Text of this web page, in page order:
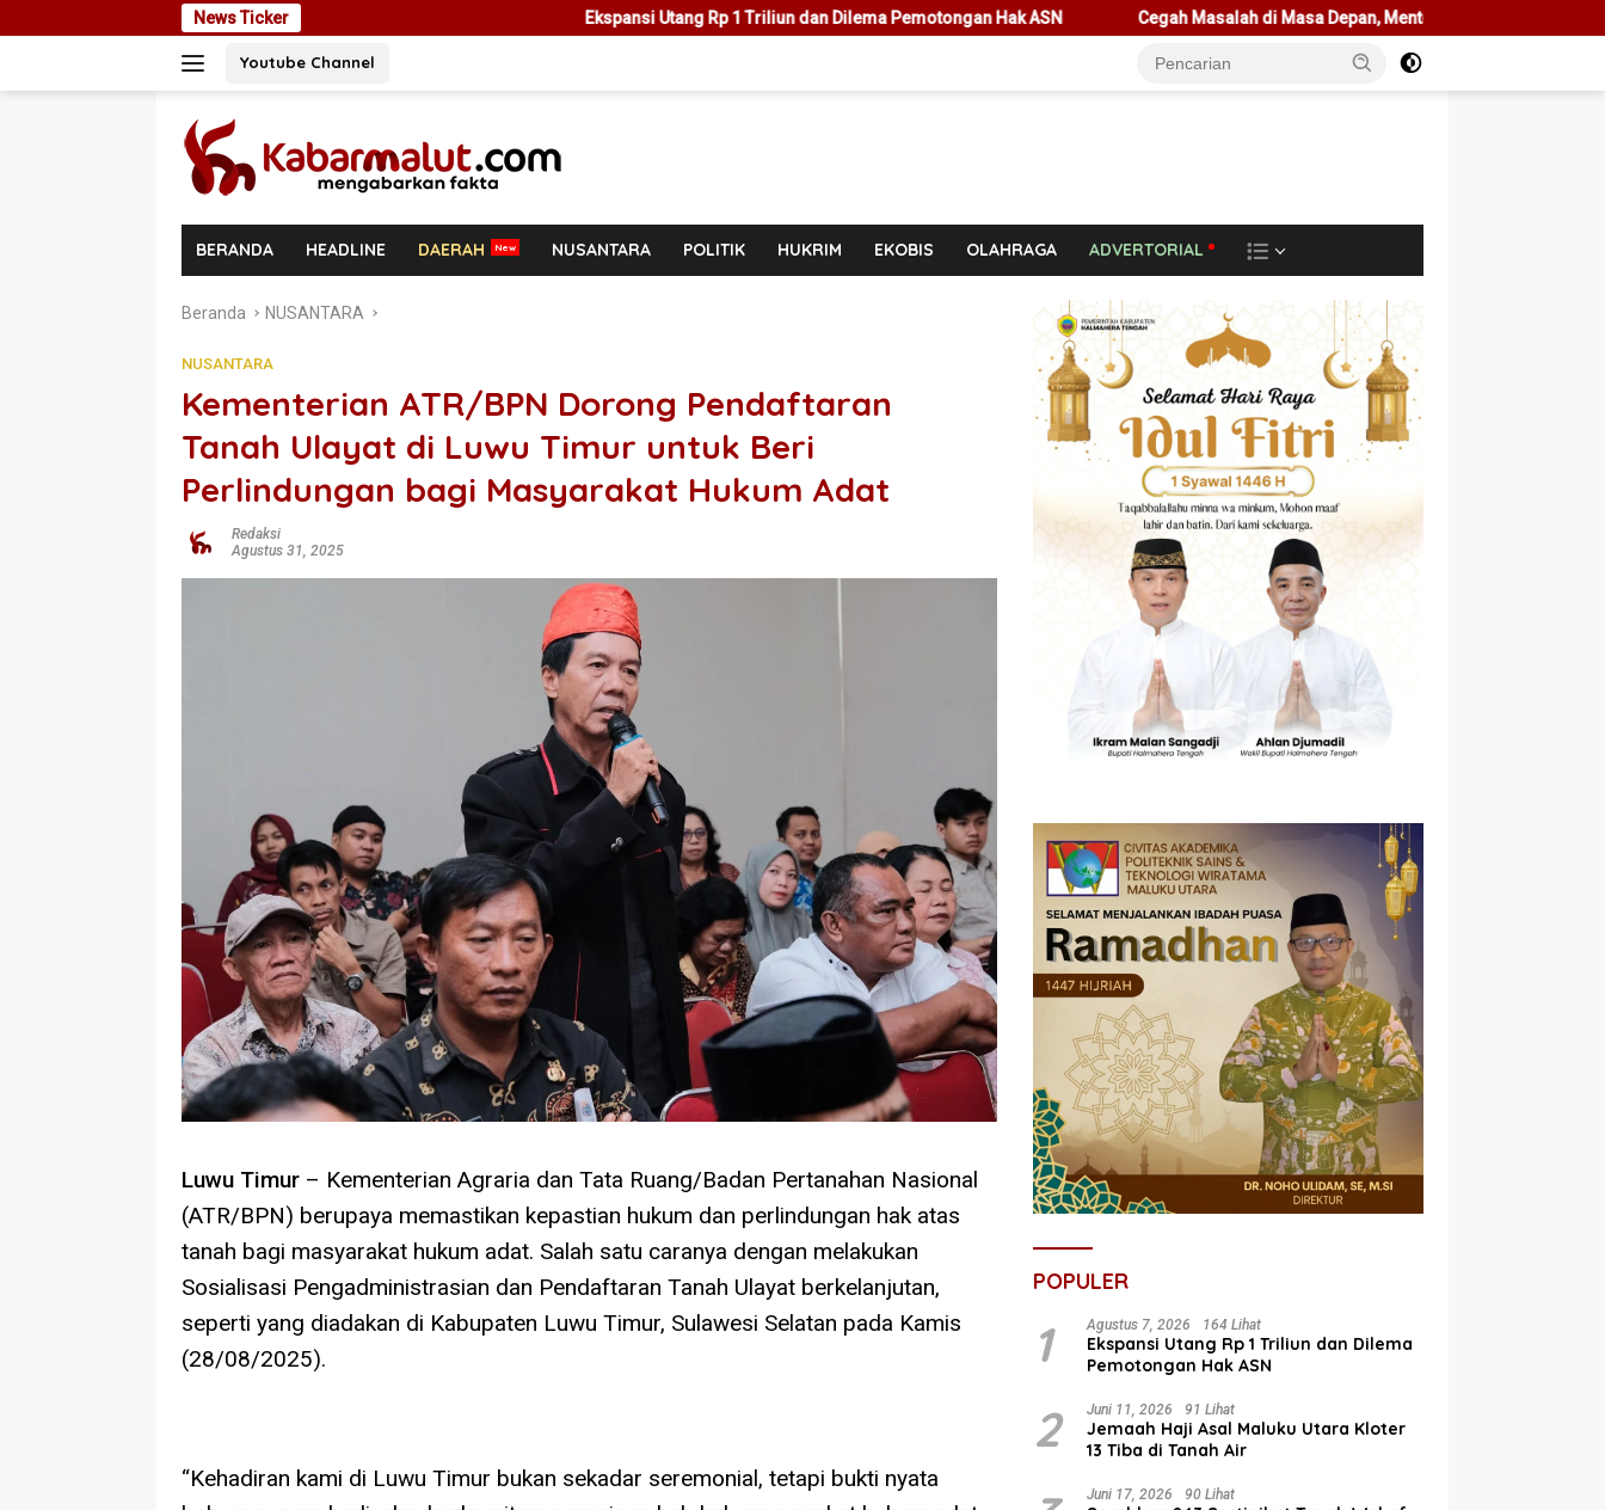
ke
News Ticker Ekspansi Utang Rp 1 Triliun dan Dilema Pemotongan Hak ASN Cegah Masalah di Masa Depan, Menteri Nusron Ajak Pemda Percepat Sertipikasi
Youtube Channel
BERANDA HEADLINE DAERAH NUSANTARA POLITIK HUKRIM EKOBIS OLAHRAGA ADVERTORIAL
L
Y
Beranda NUSANTARA
NUSANTARA
Kementerian ATR/BPN Dorong Pendaftaran
Tanah Ulayat di Luwu Timur untuk Beri
Perlindungan bagi Masyarakat Hukum Adat
Redaksi
Agustus 31, 2025
Luwu Timur – Kementerian Agraria dan Tata Ruang/Badan Pertanahan Nasional
(ATR/BPN) berupaya memastikan kepastian hukum dan perlindungan hak atas
tanah bagi masyarakat hukum adat. Salah satu caranya dengan melakukan
Sosialisasi Pengadministrasian dan Pendaftaran Tanah Ulayat berkelanjutan,
seperti yang diadakan di Kabupaten Luwu Timur, Sulawesi Selatan pada Kamis
(28/08/2025).
“Kehadiran kami di Luwu Timur bukan sekadar seremonial, tetapi bukti nyata
POPULER
1 Agustus 7, 2026 164 Lihat
Ekspansi Utang Rp 1 Triliun dan Dilema
Pemotongan Hak ASN
2 Juni 11, 2026 91 Lihat
Jemaah Haji Asal Maluku Utara Kloter
13 Tiba di Tanah Air
Juni 17, 2026 90 Lihat